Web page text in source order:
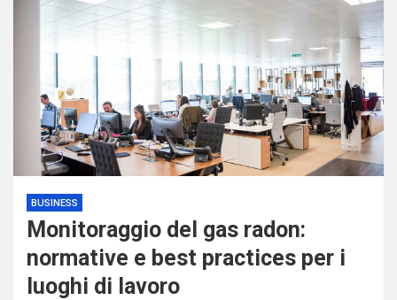
BUSINESS
Monitoraggio del gas radon:
normative e best practices per i
luoghi di lavoro